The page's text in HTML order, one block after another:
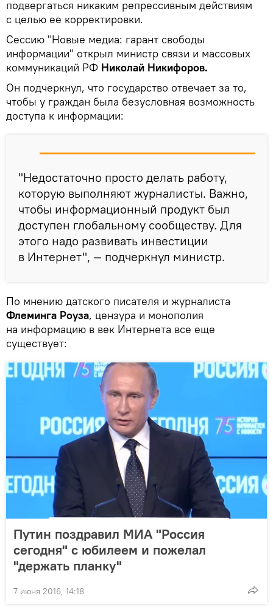
подвергаться никаким репрессивным действиям
с целью ее корректировки.
Сессию "Новые медиа: гарант свободы
информации" открыл министр связи и массовых
коммуникаций РФ Николай Никифоров.
Он подчеркнул, что государство отвечает за то,
чтобы у граждан была безусловная возможность
доступа к информации:
"Недостаточно просто делать работу,
которую выполняют журналисты. Важно,
чтобы информационный продукт был
доступен глобальному сообществу. Для
этого надо развивать инвестиции
в Интернет", — подчеркнул министр.
По мнению датского писателя и журналиста
Флеминга Роуза, цензура и монополия
на информацию в век Интернета все еще
существует:
Путин поздравил МИА "Россия
сегодня" с юбилеем и пожелал
"держать планку"
7 июня 2016, 14:18